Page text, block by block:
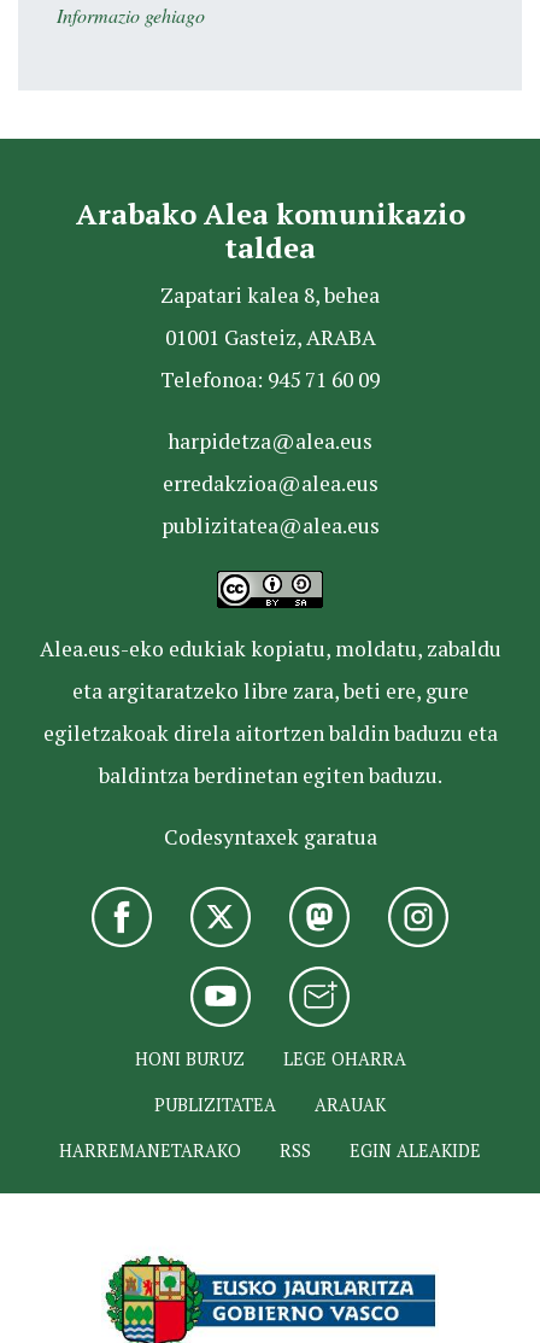
Informazio gehiago
Arabako Alea komunikazio
taldea
Zapatari kalea 8, behea
01001 Gasteiz, ARABA
Telefonoa: 945 71 60 09
harpidetza@alea.eus
erredakzioa@alea.eus
publizitatea@alea.eus
Alea.eus-eko edukiak kopiatu, moldatu, zabaldu
eta argitaratzeko libre zara, beti ere, gure
egiletzakoak direla aitortzen baldin baduzu eta
baldintza berdinetan egiten baduzu.
Codesyntaxek garatua
HONI BURUZ
LEGE OHARRA
PUBLIZITATEA
ARAUAK
HARREMANETARAKO
RSS EGIN ALEAKIDE